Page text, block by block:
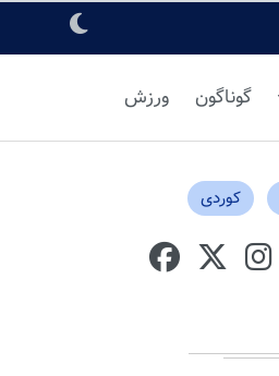
گوناگون ورزش
کوردی